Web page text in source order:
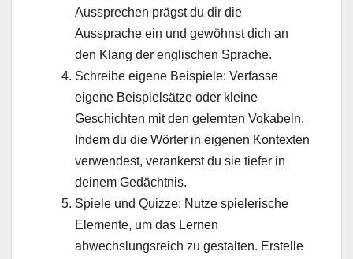
Aussprechen prägst du dir die
Aussprache ein und gewöhnst dich an
den Klang der englischen Sprache.
Schreibe eigene Beispiele: Verfasse
eigene Beispielsätze oder kleine
Geschichten mit den gelernten Vokabeln.
Indem du die Wörter in eigenen Kontexten
verwendest, verankerst du sie tiefer in
deinem Gedächtnis.
Spiele und Quizze: Nutze spielerische
Elemente, um das Lernen
abwechslungsreich zu gestalten. Erstelle